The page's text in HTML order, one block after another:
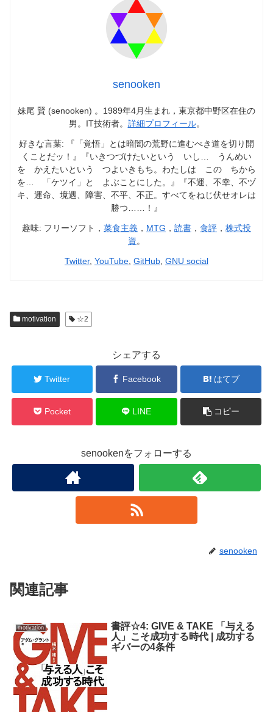
senooken
妹尾 賢 (senooken) 。1989年4月生まれ，東京都中野区在住の
男。IT技術者。 詳細プロフィール。
好きな言葉: 『「覚悟」とは暗闇の荒野に進むべき道を切り開
くことだッ！』『いきつづけたいという いし… うんめい
を かえたいという つよいきもち。わたしは この ちから
を… 「ケツイ」と よぶことにした。』『不運、不幸、不ヅ
キ、運命、境遇、障害、不平、不正。すべてをねじ伏せオレは
勝つ……！』
趣味: フリーソフト， 菜食主義 ， MTG ， 読書 ， 食評 ， 株式投
資。
Twitter, YouTube GitHub GNU social
motivation ☆2
シェアする
Twitter Facebook はてブ
Pocket LINE コピー
senookenをフォローする
senooken
関連記事
motivation
書評☆4: GIVE & TAKE 「与える
人」こそ成功する時代 | 成功する
ギバーの4条件